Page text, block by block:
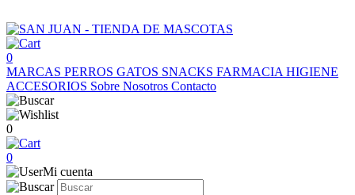
0
MARCAS PERROS GATOS SNACKS FARMACIA HIGIENE
ACCESORIOS Sobre Nosotros Contacto
0
0
Mi cuenta